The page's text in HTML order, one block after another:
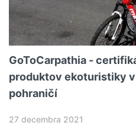
GoToCarpathia -
produktov ekoturistiky
pohraničí
27 decembra 2021